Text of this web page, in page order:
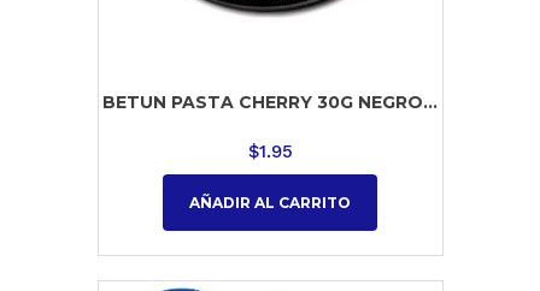
BETUN PASTA CHERRY 30G NEGRO...
$1.95
AÑADIR AL CARRITO